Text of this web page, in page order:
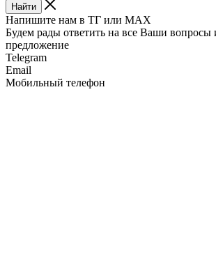
Найти
Напишите нам в ТГ или MAX
Будем рады ответить на все Ваши вопросы
предложение
Telegram
Email
Мобильный телефон